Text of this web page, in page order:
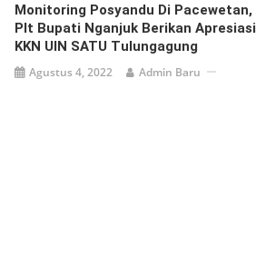
Monitoring Posyandu Di Pacewetan,
Plt Bupati Nganjuk Berikan Apresiasi
KKN UIN SATU Tulungagung
Agustus 4, 2022 Admin Baru